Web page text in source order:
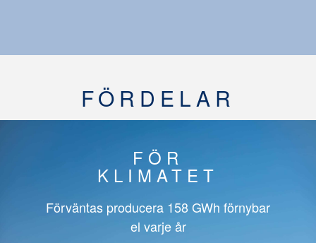
FÖRDELAR
FÖR
KLIMATET
Förväntas producera 158 GWh förnybar
el varje år